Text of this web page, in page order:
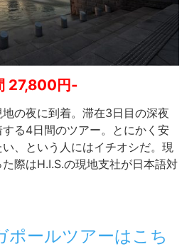
27,800円-
の夜に到着。滞在3日目の深夜
る4日間のツアー。とにかく安
、という人にはイチオシだ。現
際はH.I.S.の現地支社が日本語対
ールツアーはこち